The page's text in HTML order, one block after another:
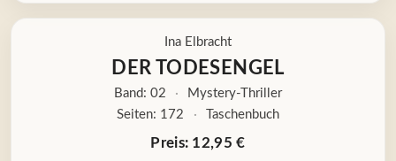
Ina Elbracht
DER TODESENGEL
Band: 02 ·
Mystery-Thriller
Seiten: 172
· Taschenbuch
Preis: 12,95 €